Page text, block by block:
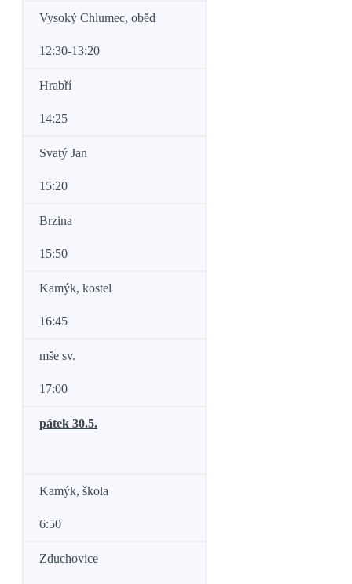
Vysoký Chlumec, oběd
12:30-13:20
Hrabří
14:25
Svatý Jan
15:20
Brzina
15:50
Kamýk, kostel
16:45
mše sv.
17:00
pátek 30.5.
Kamýk, škola
6:50
Zduchovice